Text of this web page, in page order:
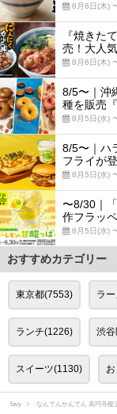
8月6日(木)
『焼きた
売！大人
8月6日(木)
8/5〜｜沖
種を販売
8月5日(水)
8/5〜｜ハ
フライが
8月5日(水)
〜8/30｜
作フラッ
8月5日(水)
おすすめカテゴリー
東京都(7553) ラ
ランチ(1226) 渋
スイーツ(1130)
favy なんでんかんでん 高円寺復